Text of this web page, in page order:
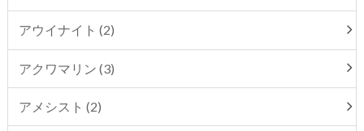
アウイナイト (2)
アクワマリン (3)
アメシスト (2)